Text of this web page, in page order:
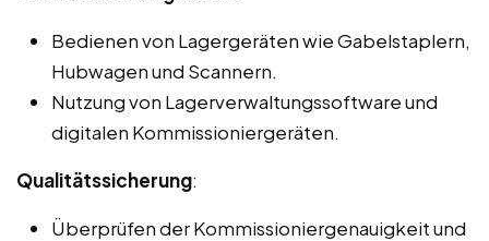
Bedienen von Lagergeräten wie Gabelstaplern,
Hubwagen und Scannern.
Nutzung von Lagerverwaltungssoftware und
digitalen Kommissioniergeräten.
Qualitätssicherung:
Überprüfen der Kommissioniergenauigkeit und